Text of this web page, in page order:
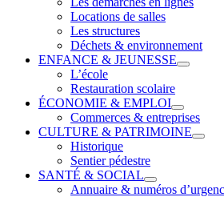
Locations de salles
Les structures
Déchets & environnement
ENFANCE & JEUNESSE
L’école
Restauration scolaire
ÉCONOMIE & EMPLOI
Commerces & entreprises
CULTURE & PATRIMOINE
Historique
Sentier pédestre
SANTÉ & SOCIAL
Annuaire & numéros